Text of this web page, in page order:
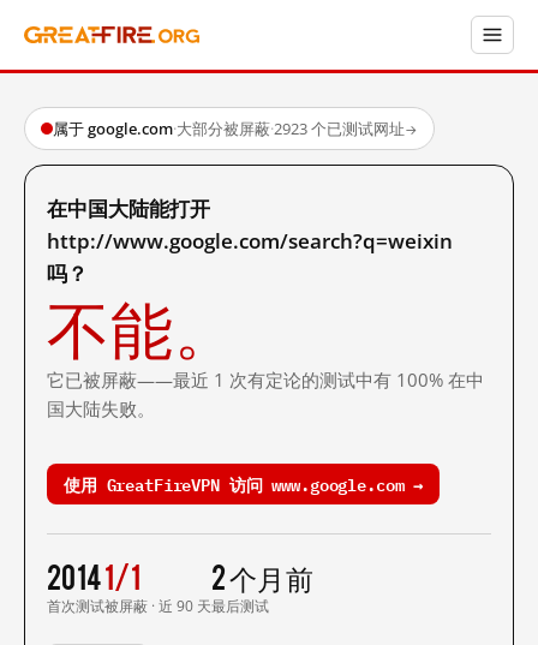
属于 google.com·大部分被屏蔽·2923 个已测试网址→
在中国大陆能打开
http://www.google.com/search?q=weixin
吗？
不能。
它已被屏蔽——最近 1 次有定论的测试中有 100% 在中
国大陆失败。
使用 GreatFireVPN 访问 www.google.com →
2014
首次测试
1/1
被屏蔽 · 近 90 天
2 个月前
最后测试